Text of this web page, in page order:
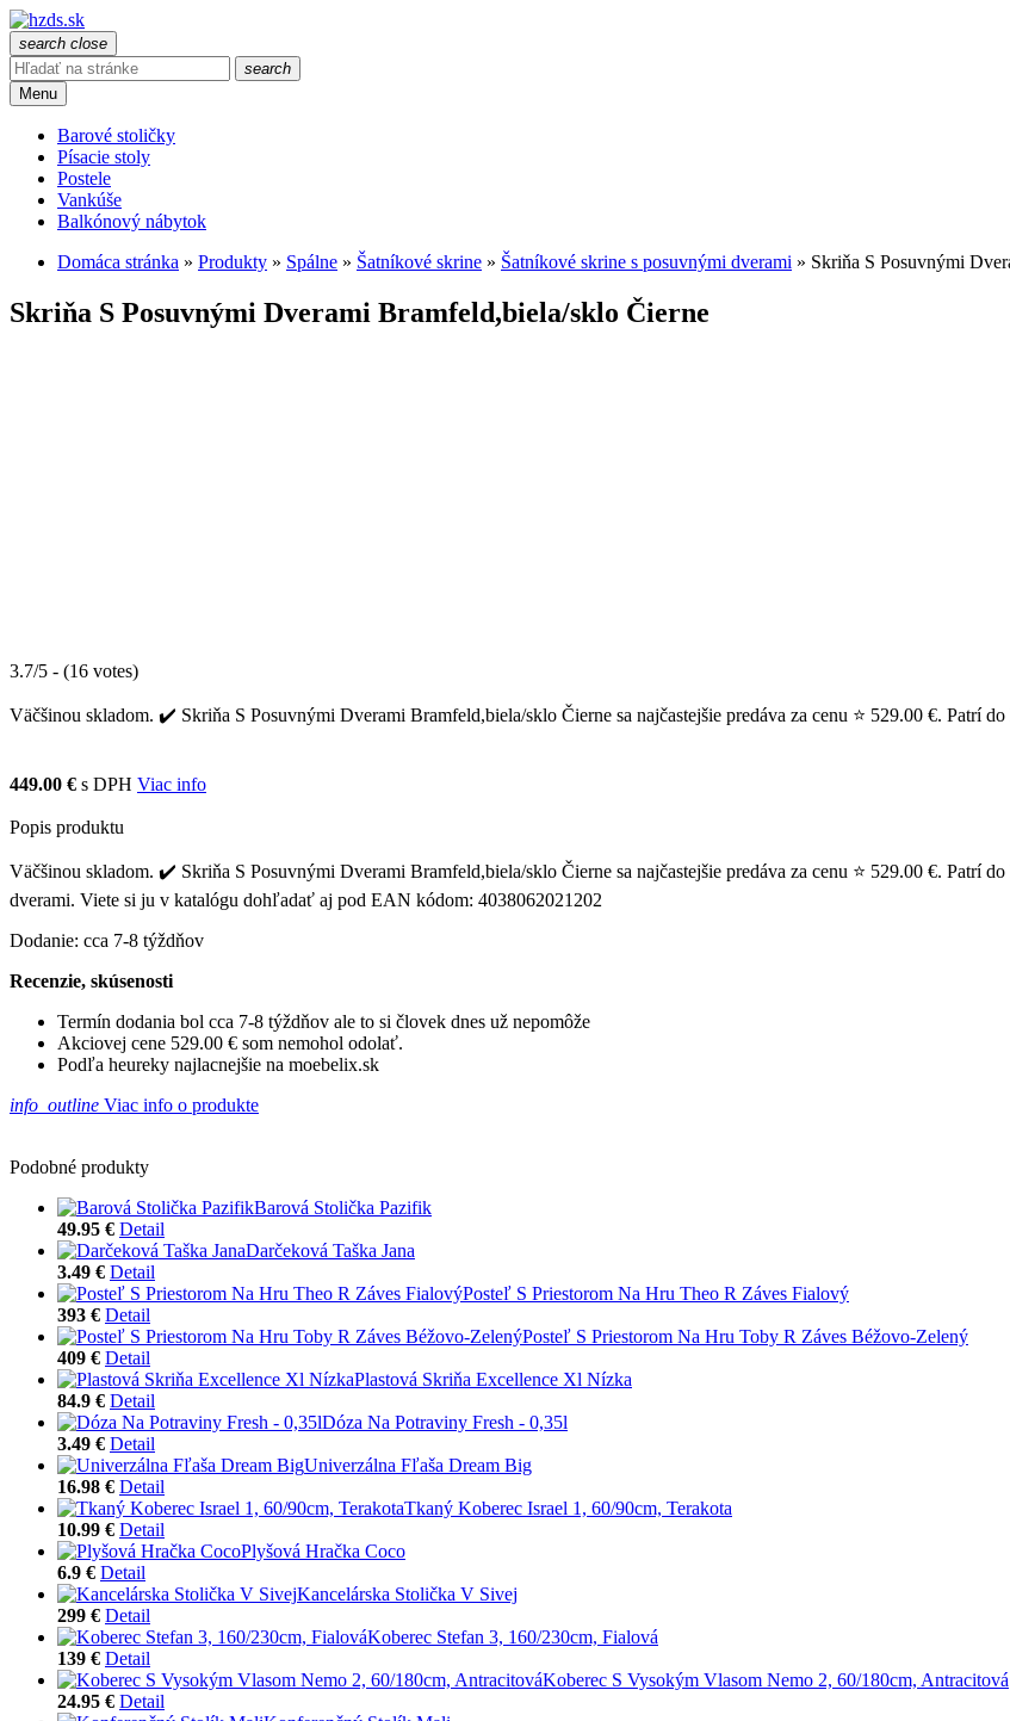
search close
search
Menu
Barové stoličky
Písacie stoly
Postele
Vankúše
Balkónový nábytok
Domáca stránka » Produkty » Spálne » Šatníkové skrine » Šatníkové skrine s posuvnými dverami » Skriňa S Posuvnými
Skriňa S Posuvnými Dverami Bramfeld,biela/sklo Čierne
3.7/5 - (16 votes)
Väčšinou skladom. ✔️ Skriňa S Posuvnými Dverami Bramfeld,biela/sklo Čierne sa najčastejšie predáva za cenu ⭐ 529.00 €. Patrí do
449.00 € s DPH Viac info
Popis produktu
Väčšinou skladom. ✔️ Skriňa S Posuvnými Dverami Bramfeld,biela/sklo Čierne sa najčastejšie predáva za cenu ⭐ 529.00 €. Patrí
dverami. Viete si ju v katalógu dohľadať aj pod EAN kódom: 4038062021202
Dodanie: cca 7-8 týždňov
Recenzie, skúsenosti
Termín dodania bol cca 7-8 týždňov ale to si človek dnes už nepomôže
Akciovej cene 529.00 € som nemohol odolať.
Podľa heureky najlacnejšie na moebelix.sk
info_outline Viac info o produkte
Podobné produkty
Barová Stolička Pazifik
49.95 € Detail
Darčeková Taška Jana
3.49 € Detail
Posteľ S Priestorom Na Hru Theo R Záves Fialový
393 € Detail
Posteľ S Priestorom Na Hru Toby R Záves Béžovo-Zelený
409 € Detail
Plastová Skriňa Excellence Xl Nízka
84.9 € Detail
Dóza Na Potraviny Fresh - 0,35l
3.49 € Detail
Univerzálna Fľaša Dream Big
16.98 € Detail
Tkaný Koberec Israel 1, 60/90cm, Terakota
10.99 € Detail
Plyšová Hračka Coco
6.9 € Detail
Kancelárska Stolička V Sivej
299 € Detail
Koberec Stefan 3, 160/230cm, Fialová
139 € Detail
Koberec S Vysokým Vlasom Nemo 2, 60/180cm, Antracitová
24.95 € Detail